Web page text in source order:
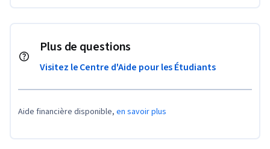
Plus de questions
Visitez le Centre d'Aide pour les Étudiants
Aide financière disponible, en savoir plus